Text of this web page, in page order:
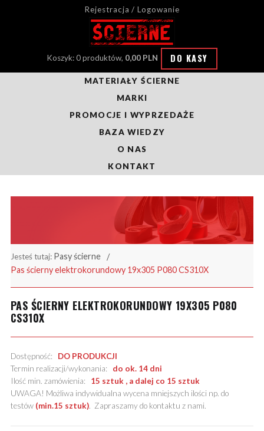
Rejestracja / Logowanie
Koszyk: 0 produktów, 0,00 PLN DO KASY
MATERIAŁY ŚCIERNE
MARKI
PROMOCJE I WYPRZEDAŻE
BAZA WIEDZY
O NAS
KONTAKT
Jesteś tutaj: Pasy ścierne
Pas ścierny elektrokorundowy 19x305 P080 CS310X
PAS ŚCIERNY ELEKTROKORUNDOWY 19X305 P080
CS310X
Dostępność: DO PRODUKCJI
Termin realizacji/wykonania: do ok. 14 dni
Ilość min. zamówienia: 15 sztuk , a dalej co 15 sztuk
UWAGA! Możliwa indywidualna wycena mniejszych ilości np. do
testów (min.15 sztuk). Zapraszamy do kontaktu z nami.